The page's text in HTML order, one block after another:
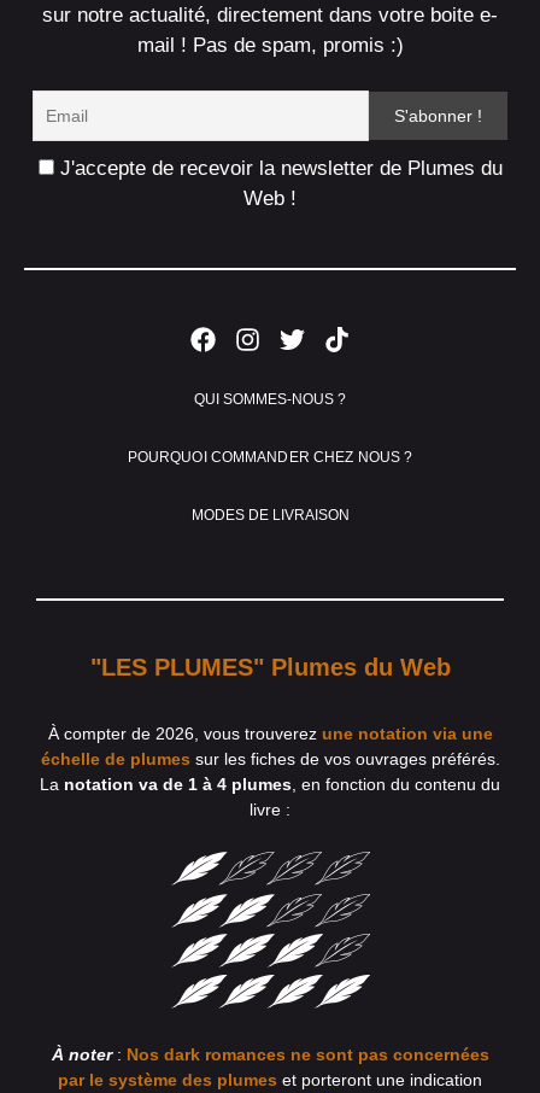
sur notre actualité, directement dans votre boite e-
mail ! Pas de spam, promis :)
J'accepte de recevoir la newsletter de Plumes du
Web !
QUI SOMMES-NOUS ?
POURQUOI COMMANDER CHEZ NOUS ?
MODES DE LIVRAISON
"LES PLUMES" Plumes du Web
À compter de 2026, vous trouverez une notation via une
échelle de plumes sur les fiches de vos ouvrages préférés.
La notation va de 1 à 4 plumes , en fonction du contenu du
livre :
À noter: Nos dark romances ne sont pas concernées
par le système des plumes et porteront une indication